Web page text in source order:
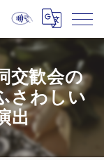
交歓会の
さわしい
出